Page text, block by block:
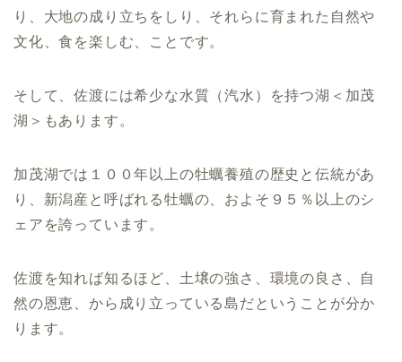
り、大地の成り立ちをしり、それらに育まれた自然や
文化、食を楽しむ、ことです。
そして、佐渡には希少な水質（汽水）を持つ湖＜加茂
湖＞もあります。
加茂湖では１００年以上の牡蠣養殖の歴史と伝統があ
り、新潟産と呼ばれる牡蠣の、およそ９５％以上のシ
ェアを誇っています。
佐渡を知れば知るほど、土壌の強さ、環境の良さ、自
然の恩恵、から成り立っている島だということが分か
ります。